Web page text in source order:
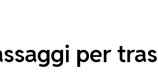
per